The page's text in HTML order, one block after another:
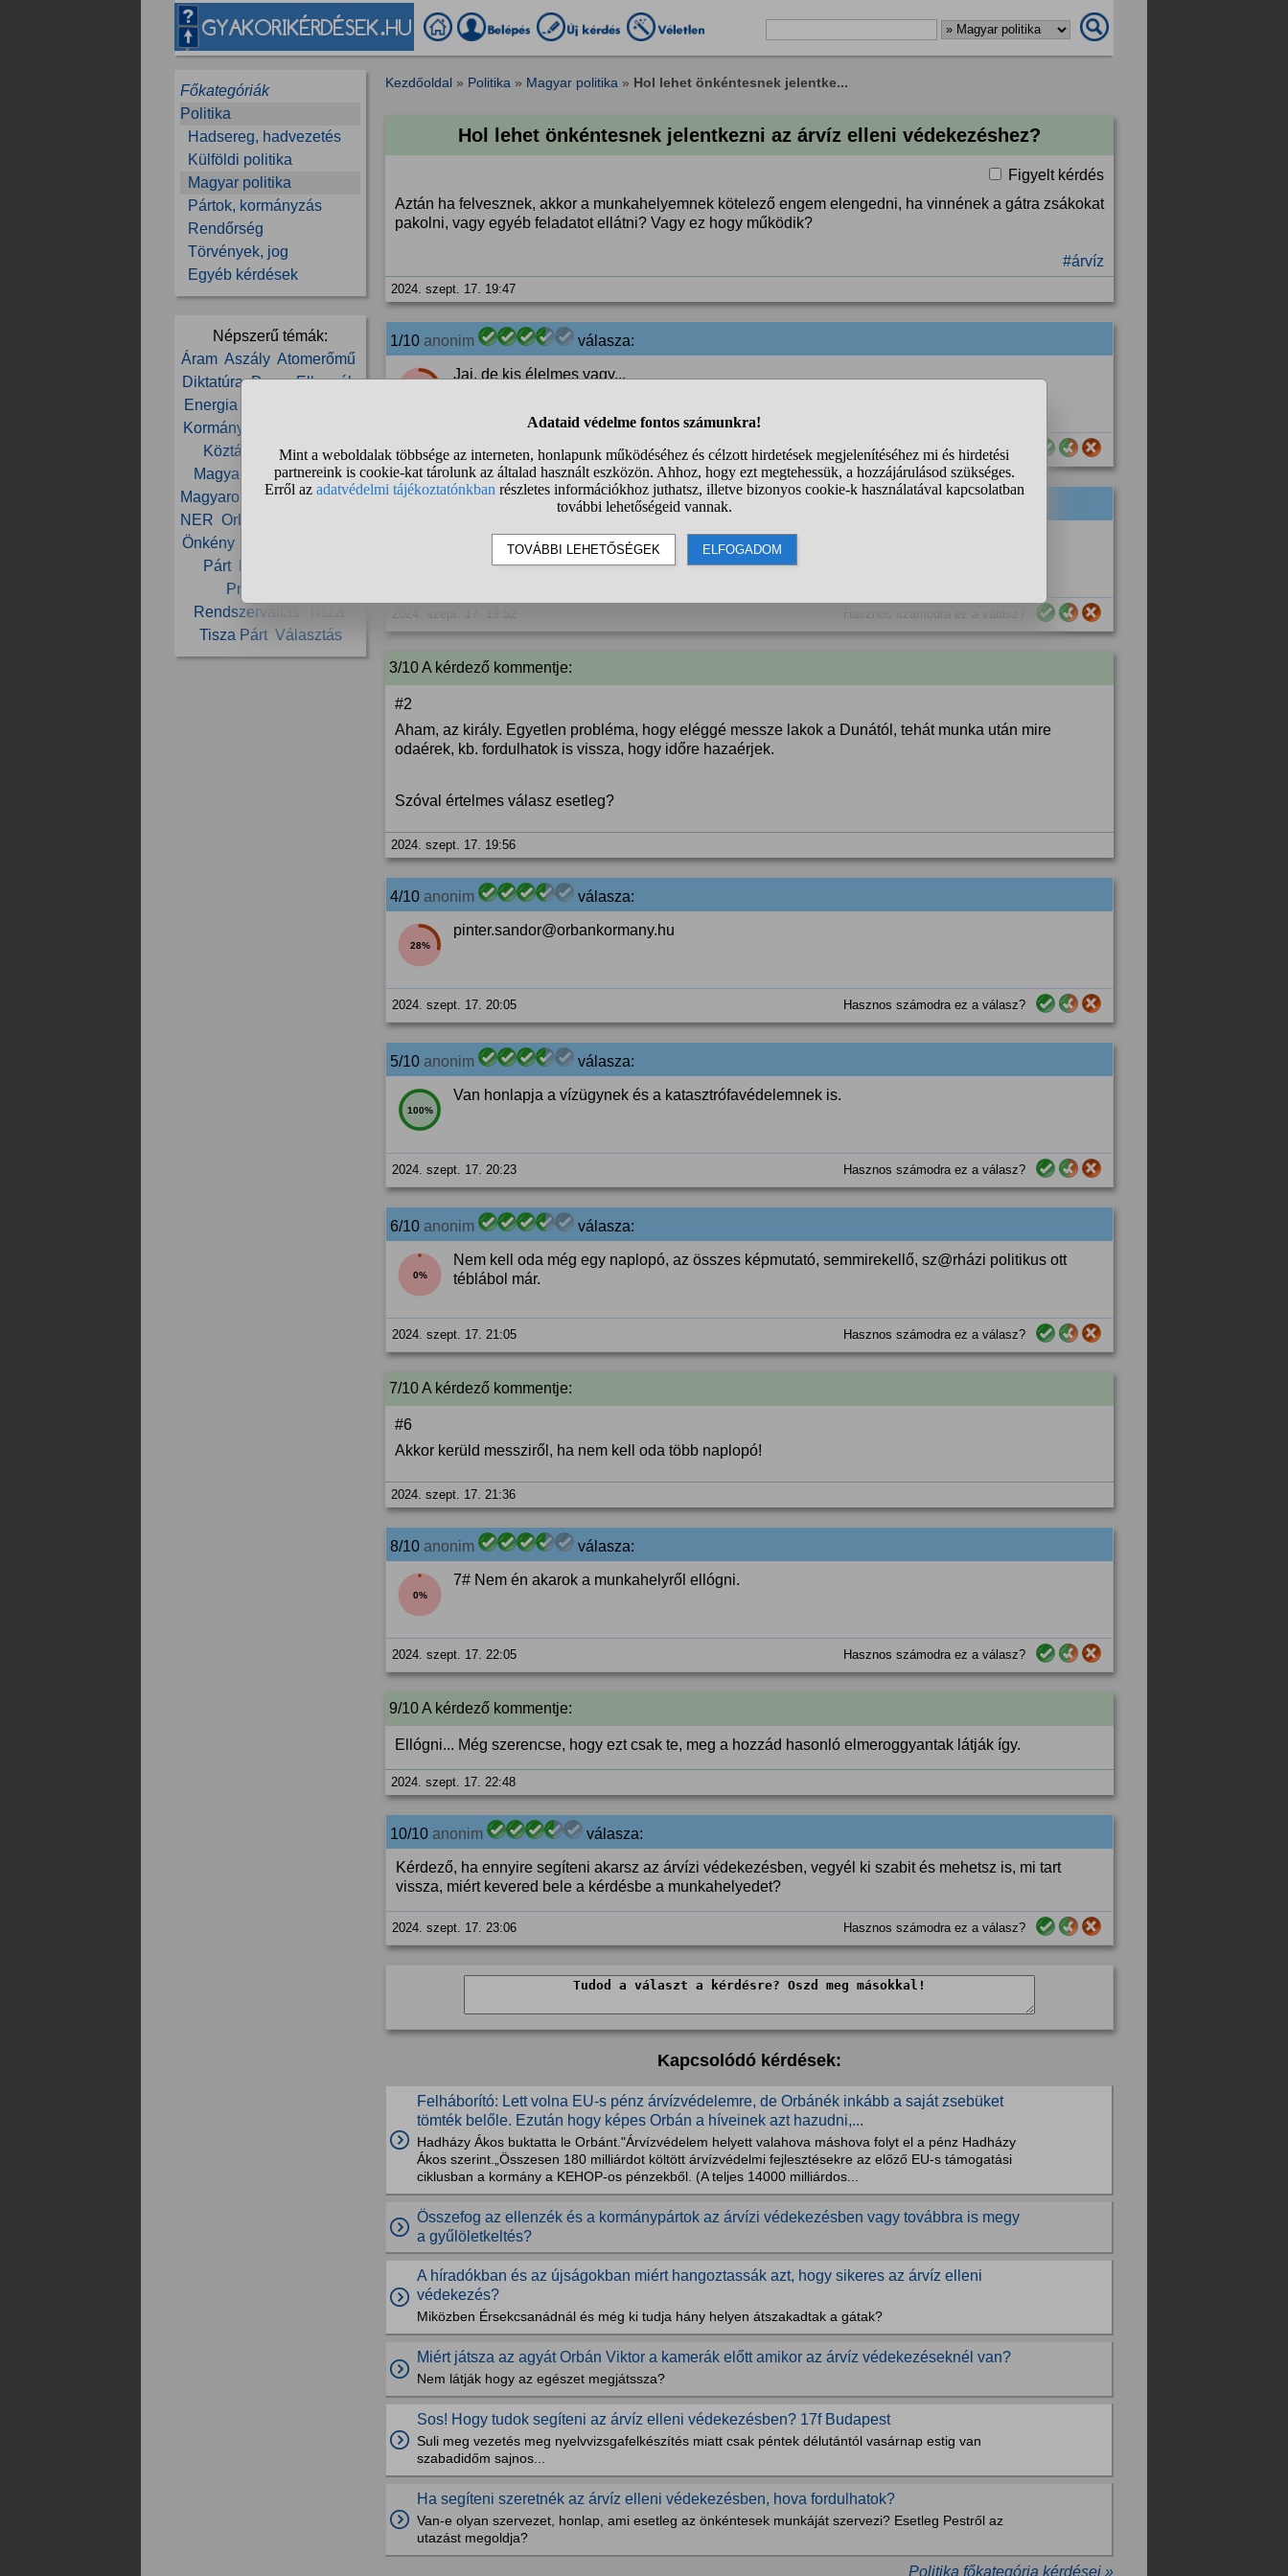
Főkategóriák
Politika
Hadsereg, hadvezetés
Külföldi politika
Magyar politika
Pártok, kormányzás
Rendőrség
Törvények, jog
Egyéb kérdések
Népszerű témák:
Áram Aszály Atomerőmű
Diktatúra Duna Ellenzék
Energia
Kormány
Köztársasági elnök
Magyar
Magyar Péter
Magyarország Mi Hazánk
NER Orbán
Önkény
Párt
Propaganda
Rendszerváltás
Tisza Párt Választás
Kezdőoldal » Politika » Magyar politika » Hol lehet önkéntesnek jelentke...
Hol lehet önkéntesnek jelentkezni az árvíz elleni védekezéshez?
Figyelt kérdés
Aztán ha felvesznek, akkor a munkahelyemnek kötelező engem elengedni, ha vinnének a gátra zsákokat
pakolni, vagy egyéb feladatot ellátni? Vagy ez hogy működik?
#árvíz
2024. szept. 17. 19:47
1/10 anonim válasza:
Jaj, de kis élelmes vagy...
2024. szept. 17. 19:50 Hasznos számodra ez a válasz?
válasza:
Munka után , vagy előtte, lehet menni éjszaka is.
2024. szept. 17. 19:52 Hasznos számodra ez a válasz?
3/10 A kérdező kommentje:
#2
Aham, az király. Egyetlen probléma, hogy eléggé messze lakok a Dunától, tehát munka után mire
odaérek, kb. fordulhatok is vissza, hogy időre hazaérjek.
Szóval értelmes válasz esetleg?
2024. szept. 17. 19:56
4/10 anonim válasza:
28%
pinter.sandor@orbankormany.hu
2024. szept. 17. 20:05 Hasznos számodra ez a válasz?
5/10 anonim válasza:
100%
Van honlapja a vízügynek és a katasztrófavédelemnek is.
2024. szept. 17. 20:23 Hasznos számodra ez a válasz?
6/10 anonim válasza:
0%
Nem kell oda még egy naplopó, az összes képmutató, semmirekellő, sz@rházi politikus ott
téblábol már.
2024. szept. 17. 21:05 Hasznos számodra ez a válasz?
7/10 A kérdező kommentje:
#6
Akkor kerüld messziről, ha nem kell oda több naplopó!
2024. szept. 17. 21:36
8/10 anonim válasza:
0%
7# Nem én akarok a munkahelyről ellógni.
2024. szept. 17. 22:05 Hasznos számodra ez a válasz?
9/10 A kérdező kommentje:
Ellógni... Még szerencse, hogy ezt csak te, meg a hozzád hasonló elmeroggyantak látják így.
2024. szept. 17. 22:48
10/10 anonim válasza:
Kérdező, ha ennyire segíteni akarsz az árvízi védekezésben, vegyél ki szabit és mehetsz is, mi tart
vissza, miért kevered bele a kérdésbe a munkahelyedet?
2024. szept. 17. 23:06 Hasznos számodra ez a válasz?
Kapcsolódó kérdések:
Felháborító: Lett volna EU-s pénz árvízvédelemre, de Orbánék inkább a saját zsebüket
tömték belőle. Ezután hogy képes Orbán a híveinek azt hazudni,...
Hadházy Ákos buktatta le Orbánt."Árvízvédelem helyett valahova máshova folyt el a pénz Hadházy
Ákos szerint.„Összesen 180 milliárdot költött árvízvédelmi fejlesztésekre az előző EU-s támogatási
ciklusban a kormány a KEHOP-os pénzekből. (A teljes 14000 milliárdos...
Összefog az ellenzék és a kormánypártok az árvízi védekezésben vagy továbbra is megy
a gyűlöletkeltés?
A híradókban és az újságokban miért hangoztassák azt, hogy sikeres az árvíz elleni
védekezés?
Miközben Érsekcsanádnál és még ki tudja hány helyen átszakadtak a gátak?
Miért játsza az agyát Orbán Viktor a kamerák előtt amikor az árvíz védekezéseknél van?
Nem látják hogy az egészet megjátssza?
Sos! Hogy tudok segíteni az árvíz elleni védekezésben? 17f Budapest
Suli meg vezetés meg nyelvvizsgafelkészítés miatt csak péntek délutántól vasárnap estig van
szabadidőm sajnos...
Ha segíteni szeretnék az árvíz elleni védekezésben, hova fordulhatok?
Van-e olyan szervezet, honlap, ami esetleg az önkéntesek munkáját szervezi? Esetleg Pestről az
utazást megoldja?
Politika főkategória kérdései »